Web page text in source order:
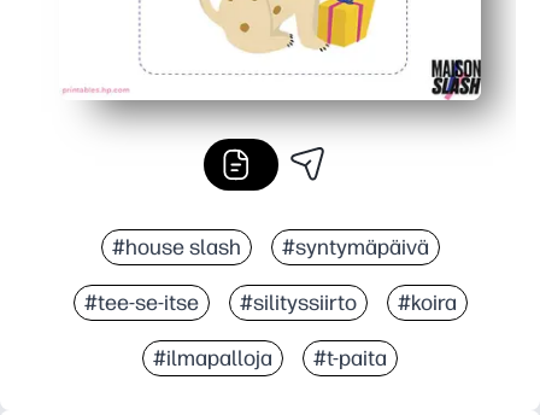
#house slash #syntymäpäivä
#tee-se-itse #silityssiirto #koira
#ilmapalloja #t-paita